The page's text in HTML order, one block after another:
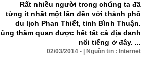
Rất nhiều người trong chúng ta đã
từng ít nhất một lần đến với thành phố
du lịch Phan Thiết, tỉnh Bình Thuận.
thăm quan được hết tất cả địa danh
nổi tiếng ở đây. ...
02/03/2014 - | Nguồn tin : Internet